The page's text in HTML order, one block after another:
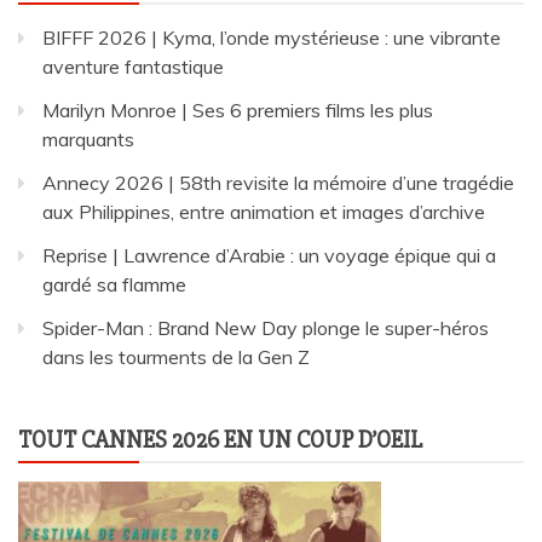
BIFFF 2026 | Kyma, l’onde mystérieuse : une vibrante
aventure fantastique
Marilyn Monroe | Ses 6 premiers films les plus
marquants
Annecy 2026 | 58th revisite la mémoire d’une tragédie
aux Philippines, entre animation et images d’archive
Reprise | Lawrence d’Arabie : un voyage épique qui a
gardé sa flamme
Spider-Man : Brand New Day plonge le super-héros
dans les tourments de la Gen Z
TOUT CANNES 2026 EN UN COUP D’OEIL